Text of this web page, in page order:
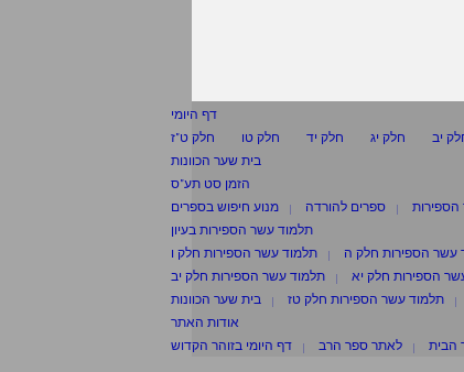
דף היומי
יב חלק יג חלק יד חלק טו
חלק ט"ז
בית שער הכוונות
הזמן סט תע"ס
ספרים להורדה
מנוע חיפוש בספרים
תלמוד עשר הספירות בעיון
עשר הספירות חלק ה
תלמוד עשר הספירות חלק ו
הספירות חלק יא
תלמוד עשר הספירות חלק יב
תלמוד עשר הספירות חלק טז
בית שער הכוונות
אודות האתר
הבית לאתר ספר הרב דף היומי בזוהר הקדוש